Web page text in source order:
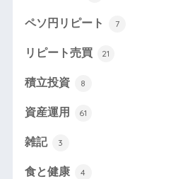
ペソ円リピート 7
リピート売買 21
積立投資 8
資産運用 61
雑記 3
食と健康 4